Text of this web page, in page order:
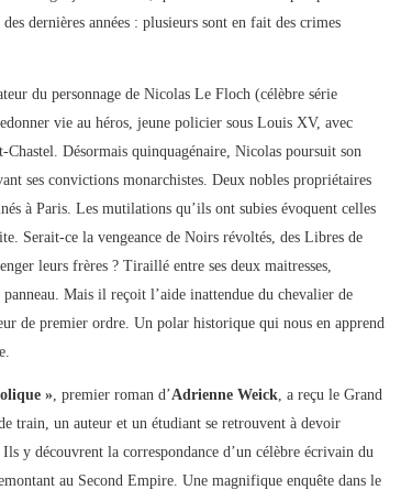
dernières années : plusieurs sont en fait des crimes
du personnage de Nicolas Le Floch (célèbre série
vie au héros, jeune policier sous Louis XV, avec
Chastel. Désormais quinquagénaire, Nicolas poursuit son
ses convictions monarchistes. Deux nobles propriétaires
à Paris. Les mutilations qu’ils ont subies évoquent celles
Serait-ce la vengeance de Noirs révoltés, des Libres de
leurs frères ? Tiraillé entre ses deux maitresses,
Mais il reçoit l’aide inattendue du chevalier de
de premier ordre. Un polar historique qui nous en apprend
», premier roman d’Adrienne Weick, a reçu le Grand
train, un auteur et un étudiant se retrouvent à devoir
y découvrent la correspondance d’un célèbre écrivain du
au Second Empire. Une magnifique enquête dans le